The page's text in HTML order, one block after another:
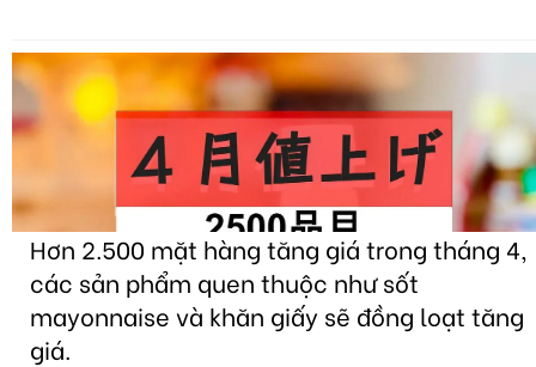
Hơn 2.500 mặt hàng tăng giá trong tháng 4,
các sản phẩm quen thuộc như sốt
mayonnaise và khăn giấy sẽ đồng loạt tăng
giá.